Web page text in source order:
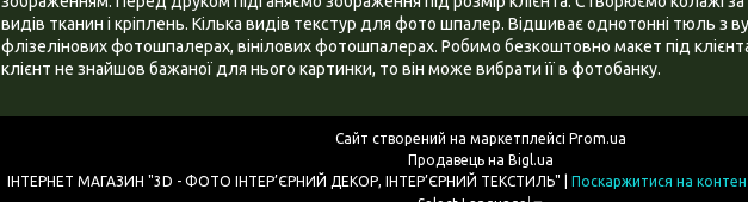
видів тканин і кріплень. Кілька видів текстур для фото шпалер. Відшиває однотонні тюль з
флізелінових фотошпалерах, вінілових фотошпалерах. Робимо безкоштовно макет під
клієнт не знайшов бажаної для нього картинки, то він може вибрати її в фотобанку.
Сайт створений на маркетплейсі Prom.ua
Продавець на Bigl.ua
Поскаржитися на